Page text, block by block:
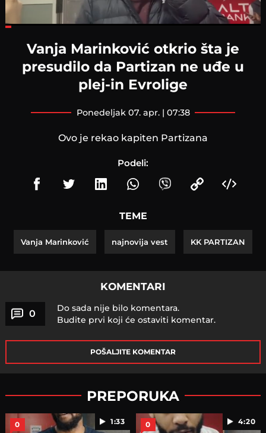
Vanja Marinković otkrio šta je
presudilo da Partizan ne uđe u
plej-in Evrolige
ponedeljak 07. apr. | 07:38
Ovo je rekao kapiten Partizana
Podeli:
TEME
Vanja Marinković najnovija vest KK PARTIZAN
KOMENTARI
0
Do sada nije bilo komentara.
Budite prvi koji će ostaviti komentar.
POŠALJITE KOMENTAR
PREPORUKA
1:33
0 4:20
0